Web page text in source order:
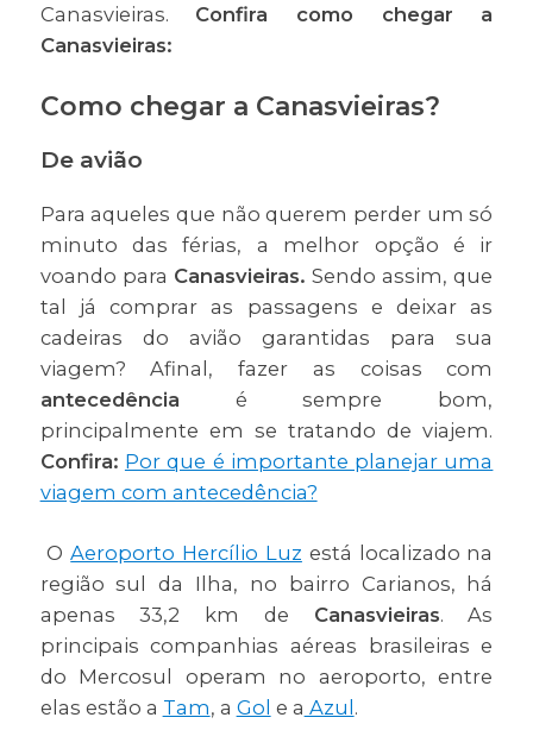
Canasvieiras. Confira como chegar a
Canasvieiras:
Como chegar a Canasvieiras?
De avião
Para aqueles que não querem perder um só
minuto das férias, a melhor opção é ir
voando para Canasvieiras. Sendo assim, que
tal já comprar as passagens e deixar as
cadeiras do avião garantidas para sua
viagem? Afinal, fazer as coisas com
antecedência é sempre bom,
principalmente em se tratando de viajem.
Confira: Por que é importante planejar uma
viagem com antecedência?
OAeroporto Hercílio Luz está localizado na
região sul da Ilha, no bairro Carianos, há
apenas 33,2 km de Canasvieiras. As
principais companhias aéreas brasileiras e
do Mercosul operam no aeroporto, entre
elas estão a Tam, a Gol e a Azul.